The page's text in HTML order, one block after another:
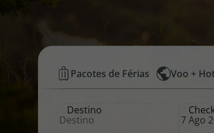
Pacotes de Férias
Disneyland ® Paris
Hotéis
Baratos
Pacotes de Férias Voo +
Destino